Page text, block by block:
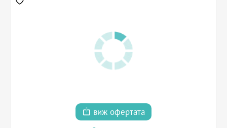
виж офертата